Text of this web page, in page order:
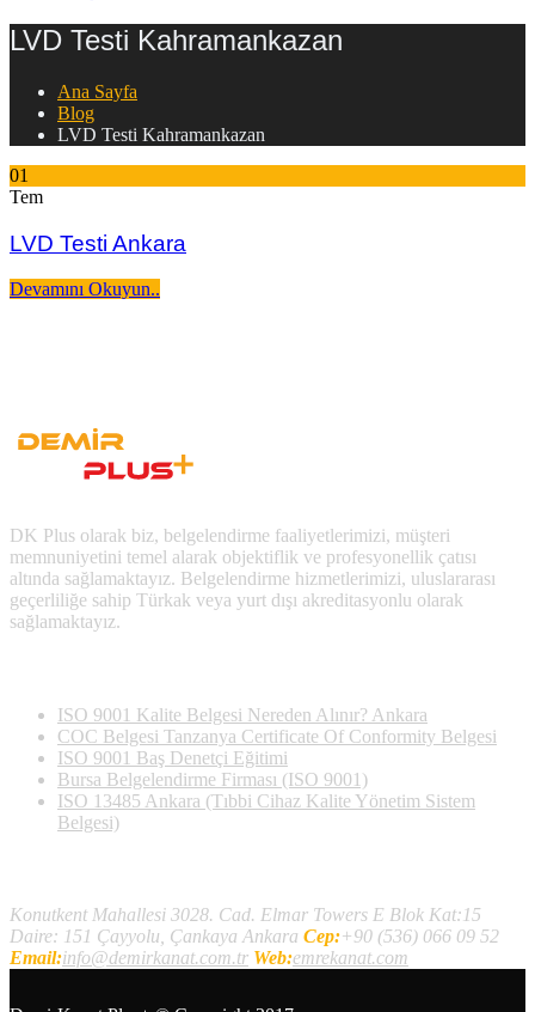
LVD Testi Kahramankazan
Ana Sayfa
Blog
LVD Testi Kahramankazan
01
Tem
LVD Testi Ankara
Devamını Okuyun..
DK Plus olarak biz, belgelendirme faaliyetlerimizi, müşteri
memnuniyetini temel alarak objektiflik ve profesyonellik çatısı
altında sağlamaktayız. Belgelendirme hizmetlerimizi, uluslararası
geçerliliğe sahip Türkak veya yurt dışı akreditasyonlu olarak
sağlamaktayız.
ISO 9001 Kalite Belgesi Nereden Alınır? Ankara
COC Belgesi Tanzanya Certificate Of Conformity Belgesi
ISO 9001 Baş Denetçi Eğitimi
Bursa Belgelendirme Firması (ISO 9001)
ISO 13485 Ankara (Tıbbi Cihaz Kalite Yönetim Sistem
Belgesi)
Konutkent Mahallesi 3028. Cad. Elmar Towers E Blok Kat:15
Daire: 151 Çayyolu, Çankaya Ankara Cep:+90 (536) 066 09 52
Email:info@demirkanat.com.tr Web:emrekanat.com